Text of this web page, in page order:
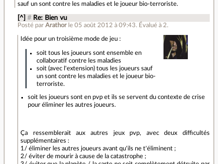
sauf un sont contre les maladies et le joueur bio-terroriste.
[^] # Re: Bien vu
Posté parArathor le 05 août 2012 à 09:43. Évalué à 2.
Idée pour un troisième mode de jeu :
soit tous les joueurs sont ensemble en
collaboratif contre les maladies
soit (avec l'extension) tous les joueurs sauf
un sont contre les maladies et le joueur bio-
terroriste.
soit les joueurs sont en pvp et ils se servent du contexte de crise
pour éliminer les autres joueurs.
Ça ressemblerait aux autres jeux pvp, avec deux difficultés
supplémentaires :
1/ éliminer les autres joueurs avant qu'ils ne t'éliminent ;
2/ éviter de mourir à cause de la catastrophe ;